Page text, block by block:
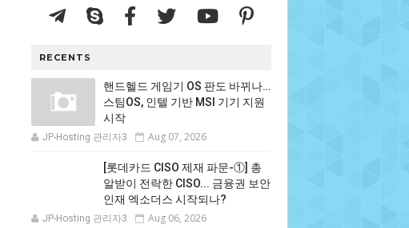
RECENTS
핸드헬드 게임기 OS 판도 바뀌나…
스팀OS, 인텔 기반 MSI 기기 지원
시작
JP-Hosting 관리자3 Aug 07, 2026
[롯데카드 CISO 제재 파문-①] 총
알받이 전락한 CISO... 금융권 보안
인재 엑소더스 시작되나?
JP-Hosting 관리자3 Aug 06, 2026